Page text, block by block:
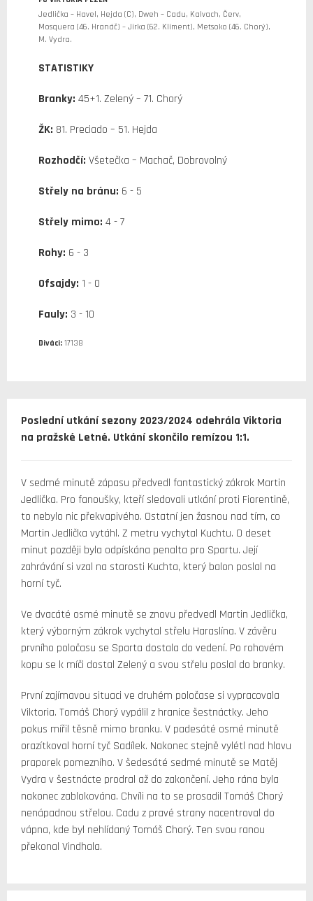
Jedlička – Havel, Hejda (C), Dweh – Cadu, Kalvach, Červ,
Mosquera (46. Hranáč) – Jirka (62. Kliment), Metsoko (46. Chorý),
M. Vydra.
STATISTIKY
Branky: 45+1. Zelený – 71. Chorý
ŽK: 81. Preciado – 51. Hejda
Rozhodčí: Všetečka – Machač, Dobrovolný
Střely na bránu: 6 - 5
Střely mimo: 4 - 7
Rohy: 6 - 3
Ofsajdy: 1 - 0
Fauly: 3 - 10
Diváci: 17138
Poslední utkání sezony 2023/2024 odehrála Viktoria
na pražské Letné. Utkání skončilo remízou 1:1.
V sedmé minutě zápasu předvedl fantastický zákrok Martin
Jedlička. Pro fanoušky, kteří sledovali utkání proti Fiorentině,
to nebylo nic překvapivého. Ostatní jen žasnou nad tím, co
Martin Jedlička vytáhl. Z metru vychytal Kuchtu. O deset
minut později byla odpískána penalta pro Spartu. Její
zahrávání si vzal na starosti Kuchta, který balon poslal na
horní tyč.
Ve dvacáté osmé minutě se znovu předvedl Martin Jedlička,
který výborným zákrok vychytal střelu Haraslína. V závěru
prvního poločasu se Sparta dostala do vedení. Po rohovém
kopu se k míči dostal Zelený a svou střelu poslal do branky.
První zajímavou situaci ve druhém poločase si vypracovala
Viktoria. Tomáš Chorý vypálil z hranice šestnáctky. Jeho
pokus mířil těsně mimo branku. V padesáté osmé minutě
orazítkoval horní tyč Sadílek. Nakonec stejně vylétl nad hlavu
praporek pomezního. V šedesáté sedmé minutě se Matěj
Vydra v šestnácte prodral až do zakončení. Jeho rána byla
nakonec zablokována. Chvíli na to se prosadil Tomáš Chorý
nenápadnou střelou. Cadu z pravé strany nacentroval do
vápna, kde byl nehlídaný Tomáš Chorý. Ten svou ranou
překonal Vindhala.